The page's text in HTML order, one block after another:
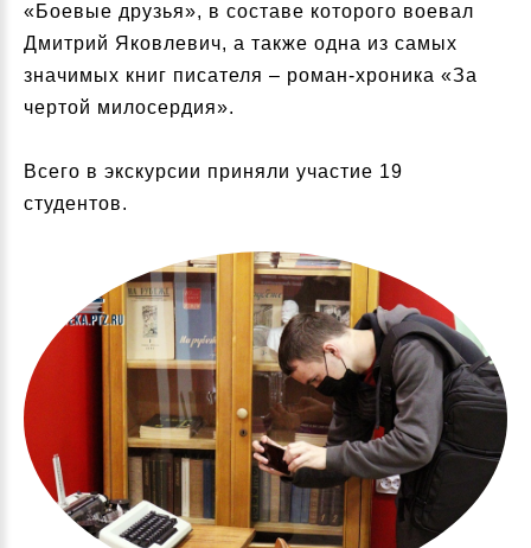
«Боевые друзья», в составе которого воевал
Дмитрий Яковлевич, а также одна из самых
значимых книг писателя – роман-хроника «За
чертой милосердия».
Всего в экскурсии приняли участие 19
студентов.